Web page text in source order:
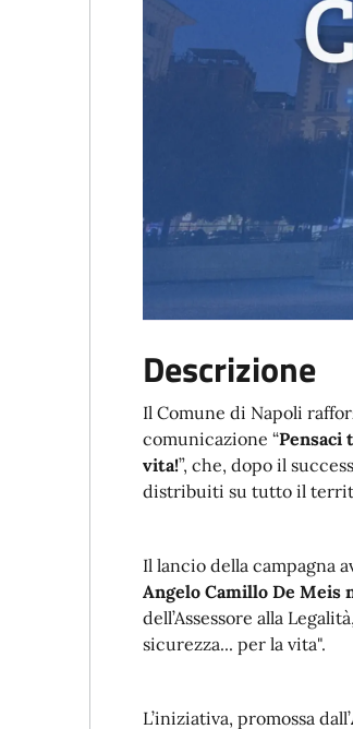
Descrizione
Il Comune di Napoli
comunicazione “Pensaci
vita!”, che, dopo il
distribuiti su tutto il
Il lancio della campagna
Angelo Camillo De Meis
dell’Assessore alla Legalità,
sicurezza... per la vita".
L’iniziativa, promossa dall’